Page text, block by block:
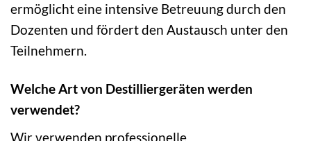
ermöglicht eine intensive Betreuung durch den
Dozenten und fördert den Austausch unter den
Teilnehmern.
Welche Art von Destilliergeräten werden
verwendet?
Wir verwenden professionelle